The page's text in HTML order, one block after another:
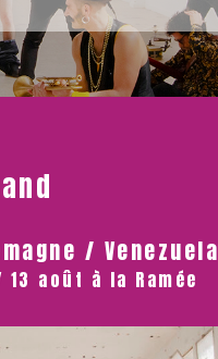
/ Venezuela
13 août à la Ramée